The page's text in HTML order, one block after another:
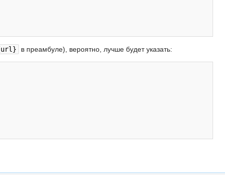
в преамбуле), вероятно, лучше будет указать: